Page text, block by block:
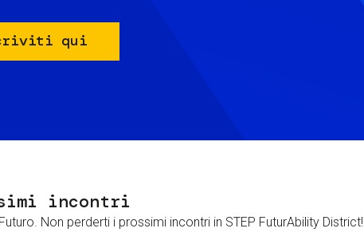
qui
incontri
Non perderti i prossimi incontri in STEP FuturAbility District!